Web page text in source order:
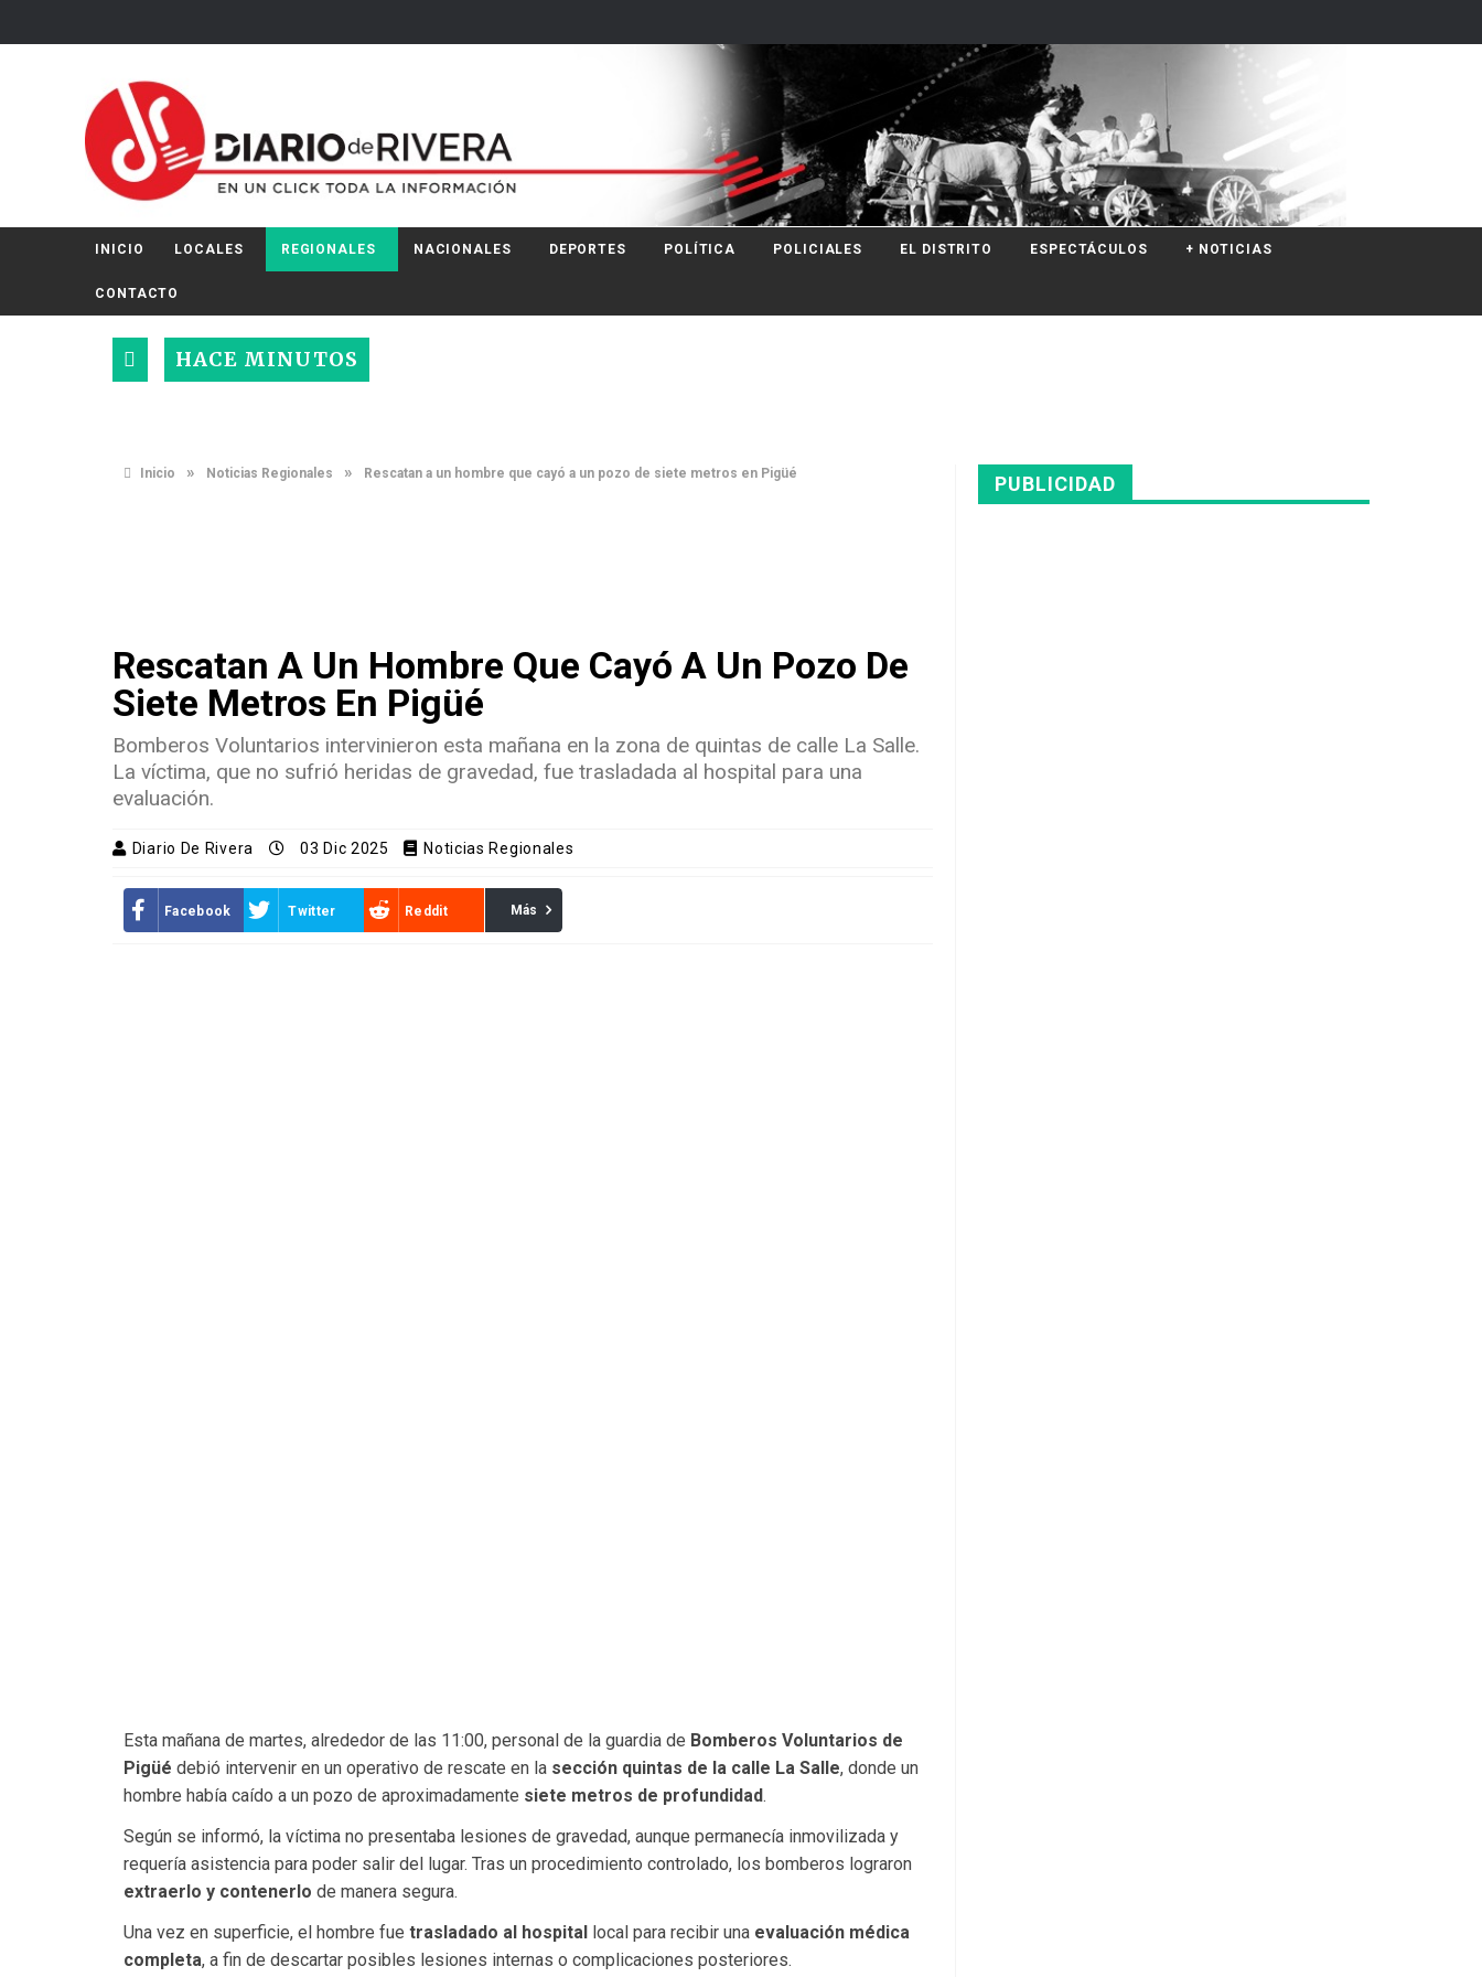
INICIO LOCALES REGIONALES NACIONALES DEPORTES POLÍTICA POLICIALES EL DISTRITO ESPECTÁCULOS + NOTICIAS
CONTACTO
HACE MINUTOS
Inicio » Noticias Regionales » Rescatan a un hombre que cayó a un pozo de siete metros en Pigüé
Rescatan A Un Hombre Que Cayó A Un Pozo De
Siete Metros En Pigüé
Bomberos Voluntarios intervinieron esta mañana en la zona de quintas de calle La Salle.
La víctima, que no sufrió heridas de gravedad, fue trasladada al hospital para una
evaluación.
Diario De Rivera 03 Dic 2025 Noticias Regionales
Facebook Twitter Reddit Más
Esta mañana de martes, alrededor de las 11:00, personal de la guardia de Bomberos Voluntarios de
Pigüé debió intervenir en un operativo de rescate en la sección quintas de la calle La Salle, donde un
hombre había caído a un pozo de aproximadamente siete metros de profundidad.
Según se informó, la víctima no presentaba lesiones de gravedad, aunque permanecía inmovilizada y
requería asistencia para poder salir del lugar. Tras un procedimiento controlado, los bomberos lograron
extraerlo y contenerlo de manera segura.
Una vez en superficie, el hombre fue trasladado al hospital local para recibir una evaluación médica
completa, a fin de descartar posibles lesiones internas o complicaciones posteriores.
PUBLICIDAD